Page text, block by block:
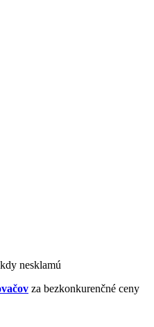
nesklamú
za bezkonkurenčné ceny